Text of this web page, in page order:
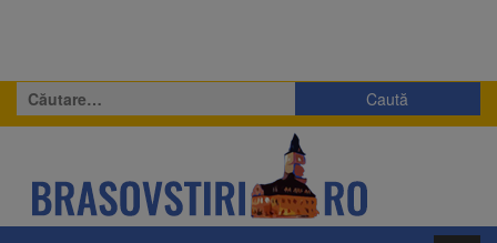
Caută
după: